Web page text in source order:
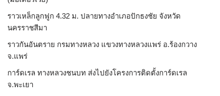
ราวเหล็กลูกฟูก 4.32 ม. ปลายทางอำเภอปักธงชัย จังหวัด
นครราชสีมา
ราวกันอันตราย กรมทางหลวง แขวงทางหลวงแพร่ อ.ร้องกวาง
จ.แพร่
การ์ดเรล ทางหลวงชนบท ส่งไปยังโครงการติดตั้งการ์ดเรล
จ.พะเยา